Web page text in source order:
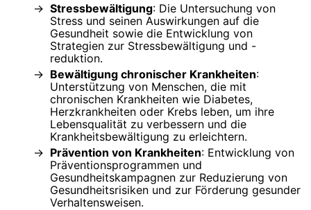
Stressbewältigung: Die Untersuchung von
Stress und seinen Auswirkungen auf die
Gesundheit sowie die Entwicklung von
Strategien zur Stressbewältigung und -
reduktion.
Bewältigung chronischer Krankheiten:
Unterstützung von Menschen, die mit
chronischen Krankheiten wie Diabetes,
Herzkrankheiten oder Krebs leben, um ihre
Lebensqualität zu verbessern und die
Krankheitsbewältigung zu erleichtern.
Prävention von Krankheiten: Entwicklung von
Präventionsprogrammen und
Gesundheitskampagnen zur Reduzierung von
Gesundheitsrisiken und zur Förderung gesunder
Verhaltensweisen.